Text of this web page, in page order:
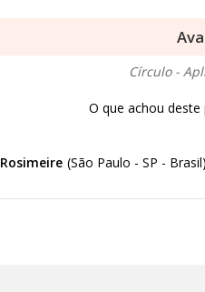
Círculo -
O que achou deste
Rosimeire (São Paulo - SP - Brasil)